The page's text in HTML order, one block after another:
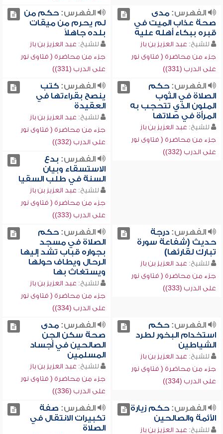
الفهرس:مدى
صحة عذاب الميت في
قبره ببكاء أهله عليه
للشيخ: عبد العزيز بن باز
جزء من محاضرة ( فتاوى نور
على الدرب (331))
الفهرس:حكم من
لم يحرم من ميقات
بلده جاهلاً
للشيخ: عبد العزيز بن باز
جزء من محاضرة ( فتاوى نور
على الدرب (331))
الفهرس:حكم
الصلاة في الثوب
الملون الذي تتحجب به
المرأة في صلاتها
للشيخ: عبد العزيز بن باز
جزء من محاضرة ( فتاوى نور
على الدرب (332))
الفهرس:كتب
ينصح بقراءتها في
العقيدة
للشيخ: عبد العزيز بن باز
جزء من محاضرة ( فتاوى نور
على الدرب (332))
الفهرس: بدع
الاستسقاء وبيان
السنة في طلب السقيا
للشيخ: عبد العزيز بن باز
جزء من محاضرة ( فتاوى نور
على الدرب (333))
الفهرس:درجة
حديث (شفاعة سورة
تبارك لقارئها)
للشيخ: عبد العزيز بن باز
جزء من محاضرة ( فتاوى نور
على الدرب (333))
الفهرس:حكم
الصلاة في مسجد
بجواره قباب تشد إليها
الرحال ويطاف حولها
ويستغاث بها
للشيخ: عبد العزيز بن باز
جزء من محاضرة ( فتاوى نور
على الدرب (334))
الفهرس:حكم
استخدام البخور لطرد
الشياطين
للشيخ: عبد العزيز بن باز
جزء من محاضرة ( فتاوى نور
على الدرب (334))
الفهرس:مدى
صحة سكن الجن
الصالحين في أجساد
المسلمين
للشيخ: عبد العزيز بن باز
جزء من محاضرة ( فتاوى نور
على الدرب (336))
الفهرس:حكم زيارة
الأئمة والصالحين
للشيخ: عبد العزيز بن باز
الفهرس: صفة
تكبيرات الانتقال في
الصلاة